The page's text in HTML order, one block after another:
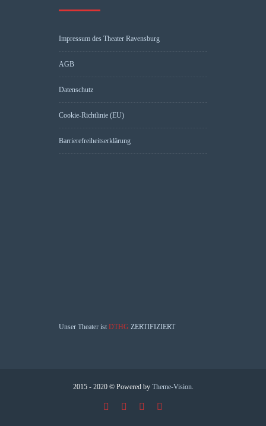
Impressum des Theater Ravensburg
AGB
Datenschutz
Cookie-Richtlinie (EU)
Barrierefreiheitserklärung
Unser Theater ist DTHG ZERTIFIZIERT
2015 - 2020 © Powered by Theme-Vision.